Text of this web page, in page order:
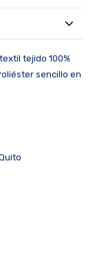
tejido 100%
sencillo en